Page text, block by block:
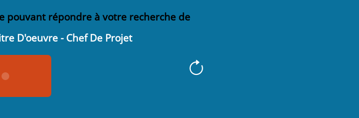
pouvant répondre à votre recherche de
D'oeuvre - Chef De Projet